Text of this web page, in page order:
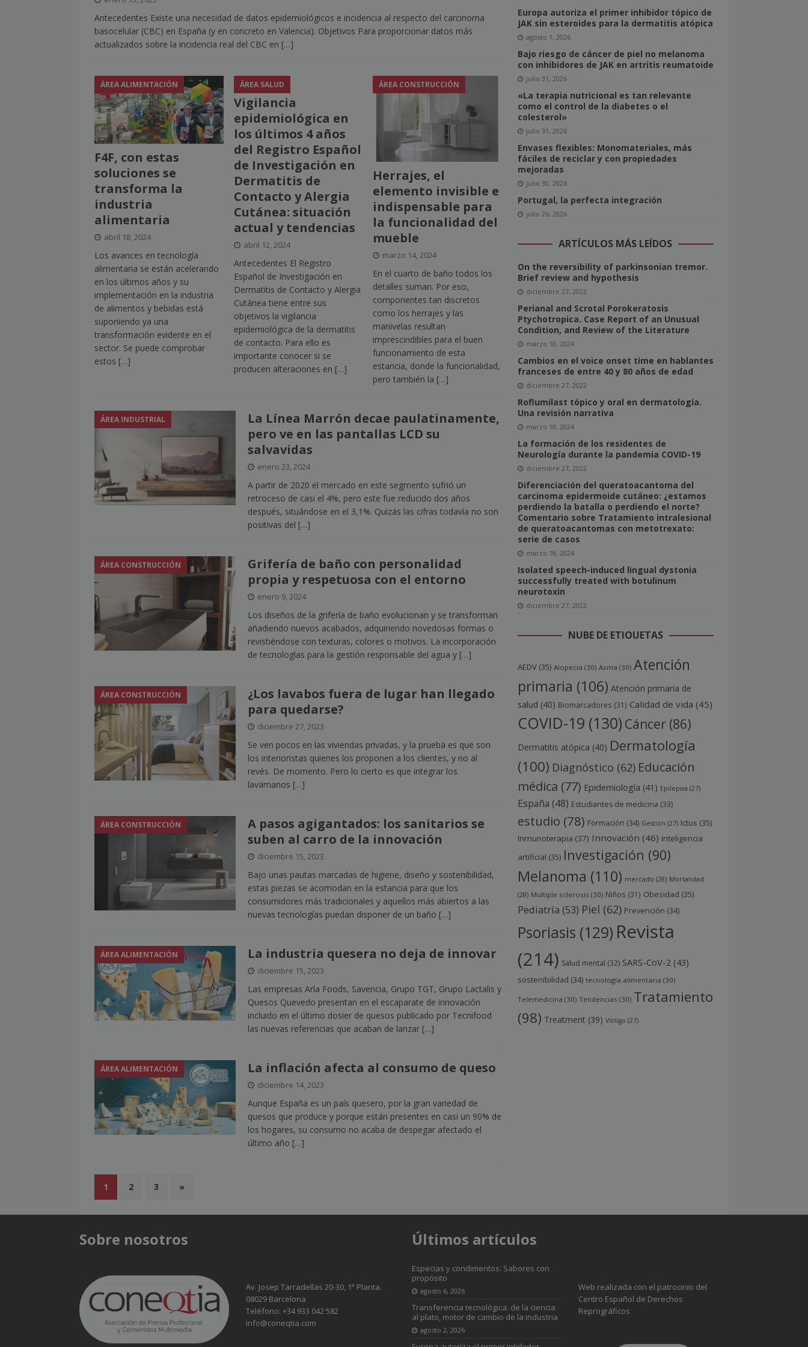
[ julio 2, 2026 ] Nueva presidenta del Comité de Directores de WAN-IFRA
NOTICIAS
[ julio 2, 2026 ] ¿La búsqueda «zero-click» supone realmente una amenaza para el sector editorial?
[ julio 2, 2026 ] Cómo la APPEC acerca las revistas en catalán a más lectores
NOTICIAS
[ julio 2, 2026 ] Reuters Institute Digital News Report 2026: La confianza en las noticias llega a su
mínimo histórico
NOTICIAS
[ julio 6, 2026 ] Con la IA como principal acceso a la información, la confianza y la credibilidad serán
el mayor activo de los medios.
NOTICIAS
Antecedentes Existe una necesidad de datos epidemiológicos e incidencia al respecto del carcinoma
basocelular (CBC) en España (y en concreto en Valencia). Objetivos Para proporcionar datos más
actualizados sobre la incidencia real del CBC en […]
ÁREA ALIMENTACIÓN
F4F, con estas
soluciones se
transforma la
industria
alimentaria
abril 18, 2024
Los avances en tecnología
alimentaria se están acelerando
en los últimos años y su
implementación en la industria
de alimentos y bebidas está
suponiendo ya una
transformación evidente en el
sector. Se puede comprobar
estos […]
ÁREA SALUD
Vigilancia
epidemiológica en
los últimos 4 años
del Registro Español
de Investigación en
Dermatitis de
Contacto y Alergia
Cutánea: situación
actual y tendencias
abril 12, 2024
Antecedentes El Registro
Español de Investigación en
Dermatitis de Contacto y Alergia
Cutánea tiene entre sus
objetivos la vigilancia
epidemiológica de la dermatitis
de contacto. Para ello es
importante conocer si se
producen alteraciones en […]
ÁREA CONSTRUCCIÓN
Herrajes, el
elemento invisible e
indispensable para
la funcionalidad del
mueble
marzo 14, 2024
En el cuarto de baño todos los
detalles suman. Por eso,
componentes tan discretos
como los herrajes y las
manivelas resultan
imprescindibles para el buen
funcionamiento de esta
estancia, donde la funcionalidad,
pero también la […]
ÁREA INDUSTRIAL
La Línea Marrón decae paulatinamente,
pero ve en las pantallas LCD su
salvavidas
enero 23, 2024
A partir de 2020 el mercado en este segmento sufrió un
retroceso de casi el 4%, pero este fue reducido dos años
después, situándose en el 3,1%. Quizás las cifras todavía no son
positivas del […]
ÁREA CONSTRUCCIÓN
Grifería de baño con personalidad
propia y respetuosa con el entorno
enero 9, 2024
Los diseños de la grifería de baño evolucionan y se transforman
añadiendo nuevos acabados, adquiriendo novedosas formas o
revistiéndose con texturas, colores o motivos. La incorporación
de tecnologías para la gestión responsable del agua y […]
ÁREA CONSTRUCCIÓN
¿Los lavabos fuera de lugar han llegado
para quedarse?
diciembre 27, 2023
Se ven pocos en las viviendas privadas, y la prueba es que son
los interioristas quienes los proponen a los clientes, y no al
revés. De momento. Pero lo cierto es que integrar los
lavamanos […]
ÁREA CONSTRUCCIÓN
A pasos agigantados: los sanitarios se
suben al carro de la innovación
diciembre 15, 2023
Bajo unas pautas marcadas de higiene, diseño y sostenibilidad,
estas piezas se acomodan en la estancia para que los
consumidores más tradicionales y aquellos más abiertos a las
nuevas tecnologías puedan disponer de un baño […]
ÁREA ALIMENTACIÓN La industria quesera no deja de innovar
diciembre 15, 2023
Las empresas Arla Foods, Savencia, Grupo TGT, Grupo Lactalis y
Quesos Quevedo presentan en el escaparate de innovación
incluido en el último dosier de quesos publicado por Tecnifood
las nuevas referencias que acaban de lanzar […]
ÁREA ALIMENTACIÓN La inflación afecta al consumo de queso
diciembre 14, 2023
Aunque España es un país quesero, por la gran variedad de
quesos que produce y porque están presentes en casi un 90% de
los hogares, su consumo no acaba de despegar afectado el
último año […]
1 2 3 »
Europa autoriza el primer inhibidor tópico de
JAK sin esteroides para la dermatitis atópica
agosto 1, 2026
Bajo riesgo de cáncer de piel no melanoma
con inhibidores de JAK en artritis reumatoide
julio 31, 2026
«La terapia nutricional es tan relevante
como el control de la diabetes o el
colesterol»
julio 31, 2026
Envases flexibles: Monomateriales, más
fáciles de reciclar y con propiedades
mejoradas
julio 30, 2026
Portugal, la perfecta integración
julio 26, 2026
ARTÍCULOS MÁS LEÍDOS
On the reversibility of parkinsonian tremor.
Brief review and hypothesis
diciembre 27, 2022
Perianal and Scrotal Porokeratosis
Ptychotropica. Case Report of an Unusual
Condition, and Review of the Literature
marzo 18, 2024
Cambios en el voice onset time en hablantes
franceses de entre 40 y 80 años de edad
diciembre 27, 2022
Roflumilast tópico y oral en dermatología.
Una revisión narrativa
marzo 18, 2024
La formación de los residentes de
Neurología durante la pandemia COVID-19
diciembre 27, 2022
Diferenciación del queratoacantoma del
carcinoma epidermoide cutáneo: ¿estamos
perdiendo la batalla o perdiendo el norte?
Comentario sobre Tratamiento intralesional
de queratoacantomas con metotrexato:
serie de casos
marzo 18, 2024
Isolated speech-induced lingual dystonia
successfully treated with botulinum
neurotoxin
diciembre 27, 2022
NUBE DE ETIQUETAS
AEDV(35) Alopecia (30) Asma (30) Atención
primaria (106) Atención primaria de
salud (40) Biomarcadores (31) Calidad de vida (45)
COVID-19 (130) Cáncer(86)
Dermatitis atópica (40) Dermatología
(100) Diagnóstico (62) Educación
médica (77) Epidemiología (41) Epilepsia (27)
España (48) Estudiantes de medicina (33)
estudio (78) Formación (34) Gestión (27) Ictus (35)
Inmunoterapia (37) Innovación (46) Inteligencia
artificial (35) Investigación (90)
Melanoma (110) mercado (28) Mortalidad
(28) Multiple sclerosis (30) Niños (31) Obesidad (35)
Pediatría (53) Piel (62) Prevención (34)
Psoriasis (129) Revista
(214) Salud mental (32) SARS-CoV-2 (43)
sostenibilidad (34) tecnología alimentaria (30)
Telemedicina (30) Tendencias (30) Tratamiento
(98) Treatment (39) Vitíligo (27)
Sobre nosotros
Av. Josep Tarradellas 20-30, 1ª Planta.
08029 Barcelona
Teléfono: +34 933 042 582
info@coneqtia.com
Últimos artículos
Especias y condimentos: Sabores con
propósito
agosto 6, 2026
Transferencia tecnológica: de la ciencia
al plato, motor de cambio de la industria
agosto 2, 2026
Web realizada con el patrocinio del
Centro Español de Derechos
Reprográficos